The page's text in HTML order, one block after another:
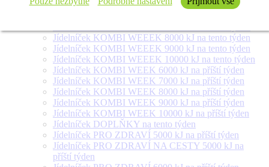
Jídelníček SALÁT + na tento týden
Jídelníček KOMBI WEEEK 8000 kJ na tento týden
Jídelníček KOMBI WEEEK 9000 kJ na tento týden
Jídelníček KOMBI WEEEK 10000 kJ na tento týden
Jídelníček KOMBI WEEK 6000 kJ na příští týden
Jídelníček KOMBI WEEK 7000 kJ na příští týden
Jídelníček KOMBI WEEK 8000 kJ na příští týden
Jídelníček KOMBI WEEK 9000 kJ na příští týden
Jídelníček KOMBI WEEK 10000 kJ na příští týden
Jídelníček DOPLŇKY na tento týden
Jídelníček PRO ZDRAVÍ 5000 kJ na příští týden
Jídelníček PRO ZDRAVÍ NA CESTY 5000 kJ na
příští týden